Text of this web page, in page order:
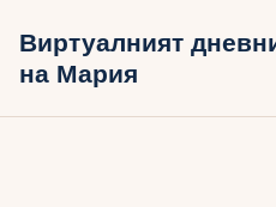
Виртуалният
на Мария